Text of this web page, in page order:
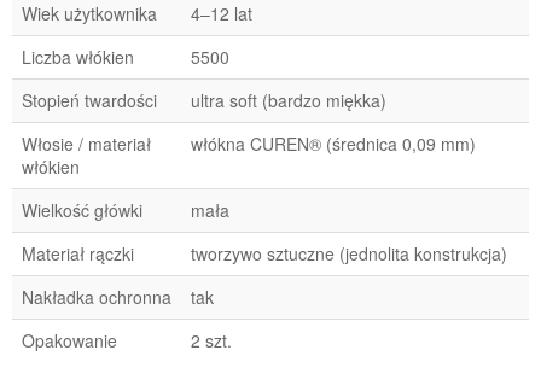
Wiek użytkownika
4–12 lat
Liczba włókien
5500
Stopień twardości
ultra soft (bardzo miękka)
Włosie / materiał
włókien
włókna CUREN® (średnica 0,09 mm)
Wielkość główki
mała
Materiał rączki
tworzywo sztuczne (jednolita konstrukcja)
Nakładka ochronna
tak
Opakowanie
2 szt.